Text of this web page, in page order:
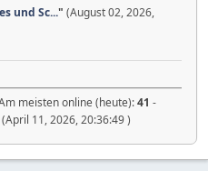
und Sc..." (August 02, 2026,
meisten online (heute):41 -
11, 2026, 20:36:49 )